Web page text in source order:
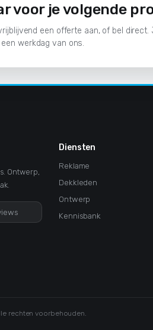
voor je volgende
een offerte aan, of bel direct.
een werkdag van ons.
Ontwerp,
Diensten
Reklame
Dekkleden
Ontwerp
Kennisbank
rechten voorbehouden.